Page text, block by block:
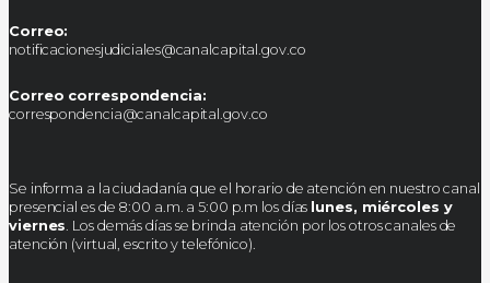
Correo:
notificacionesjudiciales@canalcapital.gov.co
Correo correspondencia:
correspondencia@canalcapital.gov.co
Se informa a la ciudadanía que el horario de atención en nuestro canal
presencial es de 8:00 a.m. a 5:00 p.m los días lunes, miércoles y
viernes. Los demás días se brinda atención por los otros canales de
atención (virtual, escrito y telefónico).